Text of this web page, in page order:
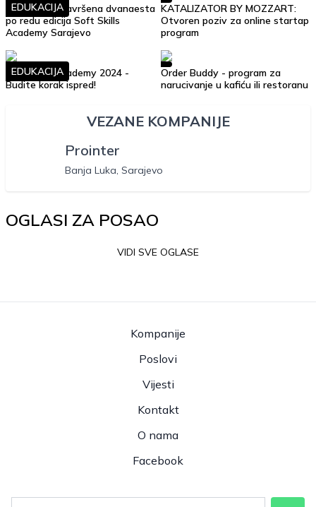
Uspješno je završena dvanaesta
po redu edicija Soft Skills
Academy Sarajevo
EDUKACIJA
KATALIZATOR BY MOZZART:
Otvoren poziv za online startap
program
Soft Skills Academy 2024 -
Budite korak ispred!
EDUKACIJA
Order Buddy - program za
narucivanje u kafiću ili restoranu
VEZANE KOMPANIJE
Prointer
Banja Luka, Sarajevo
OGLASI ZA POSAO
VIDI SVE OGLASE
Kompanije
Poslovi
Vijesti
Kontakt
O nama
Facebook